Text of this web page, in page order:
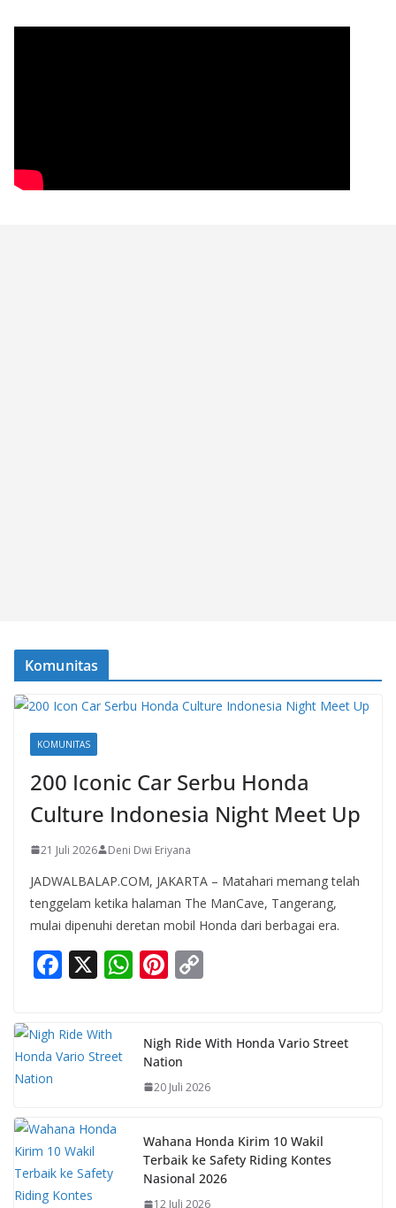
Komunitas
KOMUNITAS
200 Iconic Car Serbu Honda
Culture Indonesia Night Meet Up
21 Juli 2026 Deni Dwi Eriyana
JADWALBALAP.COM, JAKARTA – Matahari memang telah
tenggelam ketika halaman The ManCave, Tangerang,
mulai dipenuhi deretan mobil Honda dari berbagai era.
F
e
b
k
X W
s
A
p
Pi
e
st
y
Li
k
Nigh Ride With Honda Vario Street
Nation
20 Juli 2026
Wahana Honda Kirim 10 Wakil
Terbaik ke Safety Riding Kontes
Nasional 2026
12 Juli 2026